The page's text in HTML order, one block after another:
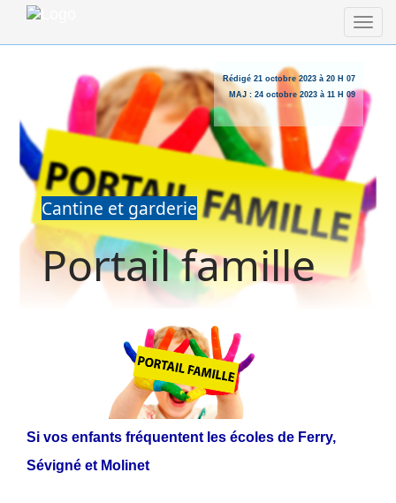
Rédigé 21 octobre 2023 à 20 H 07
MAJ : 24 octobre 2023 à 11 H 09
Cantine et garderie
Portail famille
Si vos enfants fréquentent les écoles de Ferry,
Sévigné et Molinet